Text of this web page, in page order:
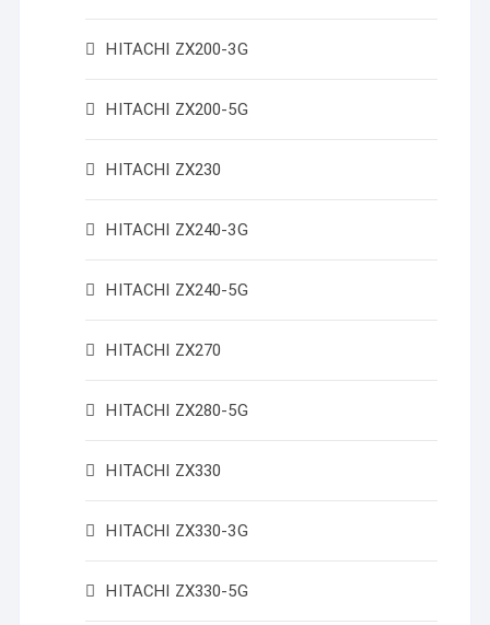
HITACHI ZX200-3G
HITACHI ZX200-5G
HITACHI ZX230
HITACHI ZX240-3G
HITACHI ZX240-5G
HITACHI ZX270
HITACHI ZX280-5G
HITACHI ZX330
HITACHI ZX330-3G
HITACHI ZX330-5G